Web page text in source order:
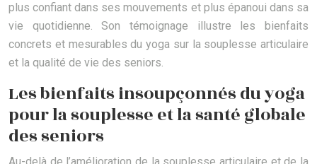
plus confiant dans ses mouvements et plus épanoui dans sa
vie quotidienne. Son témoignage illustre les bienfaits
concrets et mesurables du yoga sur la souplesse articulaire
et la qualité de vie des seniors.
Les bienfaits insoupçonnés du yoga
pour la souplesse et la santé globale
des seniors